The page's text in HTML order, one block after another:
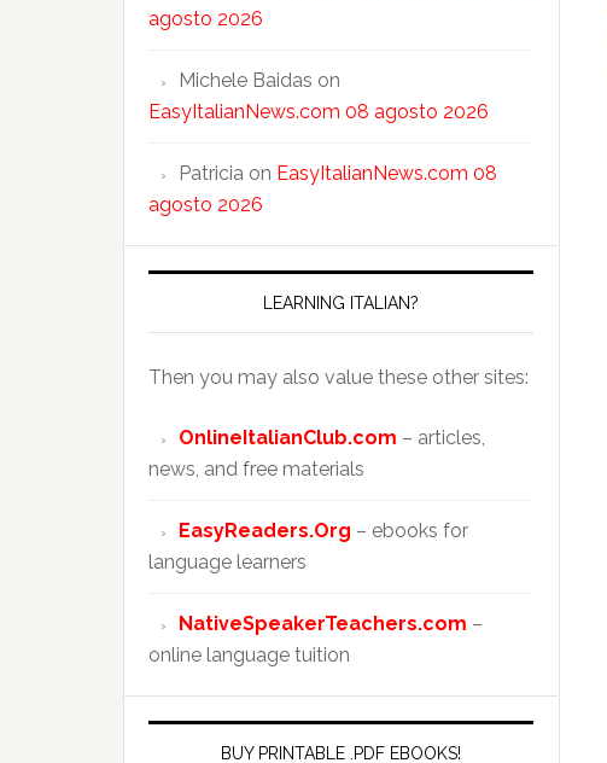
agosto 2026
Michele Baidas on
EasyItalianNews.com 08 agosto 2026
Patricia on EasyItalianNews.com 08
agosto 2026
LEARNING ITALIAN?
Then you may also value these other sites:
OnlineItalianClub.com – articles,
news, and free materials
EasyReaders.Org – ebooks for
language learners
NativeSpeakerTeachers.com –
online language tuition
BUY PRINTABLE .PDF EBOOKS!